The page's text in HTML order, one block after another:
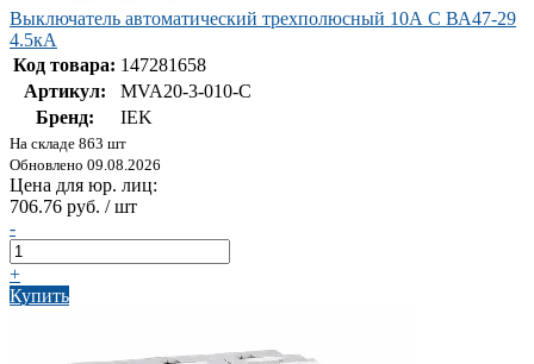
Выключатель автоматический трехполюсный 10А C ВА47-29
4.5кА
Код товара: 147281658
Артикул:
MVA20-3-010-C
Бренд:
IEK
На складе 863 шт
Обновлено 09.08.2026
Цена для юр. лиц:
706.76 руб. / шт
-
+
Купить